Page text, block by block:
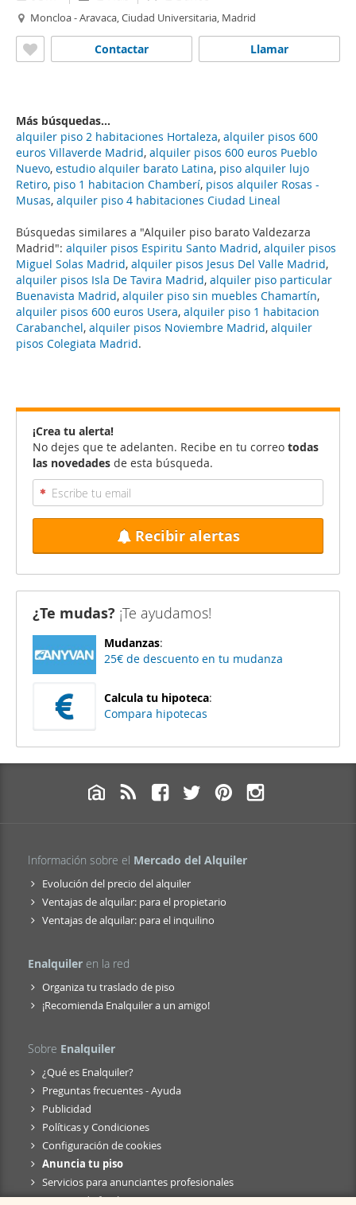
Búsquedas similares a "Alquiler piso barato Valdezarza
Madrid": alquiler pisos Espiritu Santo Madrid, alquiler pisos
Miguel Solas Madrid, alquiler pisos Jesus Del Valle Madrid,
alquiler pisos Isla De Tavira Madrid, alquiler piso particular
Buenavista Madrid, alquiler piso sin muebles Chamartín,
alquiler pisos 600 euros Usera, alquiler piso 1 habitacion
Carabanchel, alquiler pisos Noviembre Madrid, alquiler
pisos Colegiata Madrid.
Moncloa - Aravaca, Ciudad Universitaria, Madrid
Llamar
Contactar
Más búsquedas...
alquiler piso 2 habitaciones Hortaleza, alquiler pisos 600
euros Villaverde Madrid, alquiler pisos 600 euros Pueblo
Nuevo, estudio alquiler barato Latina, piso alquiler lujo
Retiro, piso 1 habitacion Chamberí, pisos alquiler Rosas -
Musas, alquiler piso 4 habitaciones Ciudad Lineal
¡Crea tu alerta!
No dejes que te adelanten. Recibe en tu correo todas
las novedades de esta búsqueda.
Recibir alertas
¿Te mudas? ¡Te ayudamos!
Mudanzas:
25€ de descuento en tu mudanza
Calcula tu hipoteca:
Compara hipotecas
Información sobre el Mercado del Alquiler
Evolución del precio del alquiler
Ventajas de alquilar: para el propietario
Ventajas de alquilar: para el inquilino
Enalquiler en la red
Organiza tu traslado de piso
¡Recomienda Enalquiler a un amigo!
Sobre Enalquiler
¿Qué es Enalquiler?
Preguntas frecuentes - Ayuda
Publicidad
Políticas y Condiciones
Configuración de cookies
Anuncia tu piso
Servicios para anunciantes profesionales
Anuncio de fusión